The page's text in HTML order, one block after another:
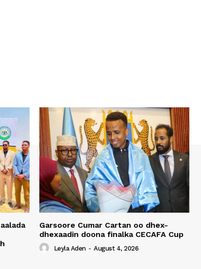
Garsoore Cumar Cartan oo dhex-
dhexaadin doona finalka CECAFA Cup
Leyla Aden - August 4, 2026